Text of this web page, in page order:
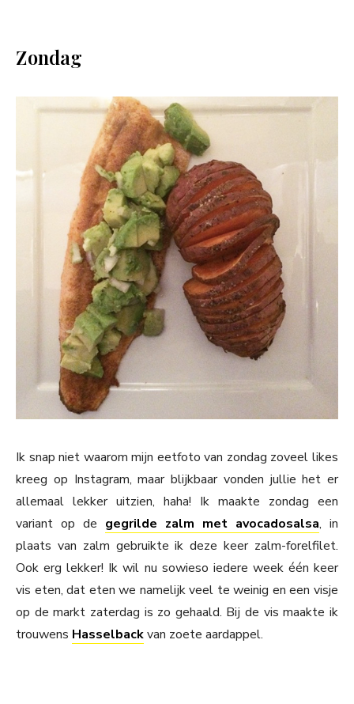
Zondag
Ik snap niet waarom mijn eetfoto van zondag zoveel likes
kreeg op Instagram, maar blijkbaar vonden jullie het er
allemaal lekker uitzien, haha! Ik maakte zondag een
variant op de gegrilde zalm met avocadosalsa, in
plaats van zalm gebruikte ik deze keer zalm-forelfilet.
Ook erg lekker! Ik wil nu sowieso iedere week één keer
vis eten, dat eten we namelijk veel te weinig en een visje
op de markt zaterdag is zo gehaald. Bij de vis maakte ik
trouwens Hasselbackvan zoete aardappel.